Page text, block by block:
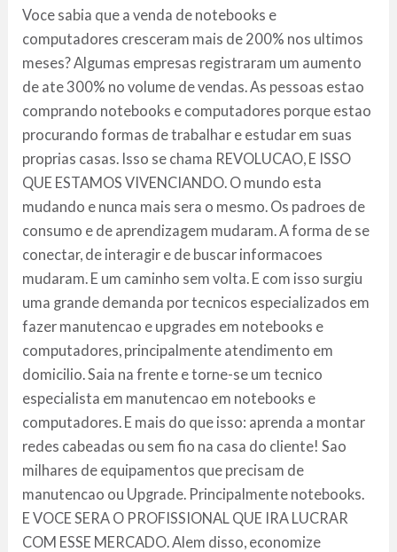
Voce sabia que a venda de notebooks e
computadores cresceram mais de 200% nos ultimos
meses? Algumas empresas registraram um aumento
de ate 300% no volume de vendas. As pessoas estao
comprando notebooks e computadores porque estao
procurando formas de trabalhar e estudar em suas
proprias casas. Isso se chama REVOLUCAO, E ISSO
QUE ESTAMOS VIVENCIANDO. O mundo esta
mudando e nunca mais sera o mesmo. Os padroes de
consumo e de aprendizagem mudaram. A forma de se
conectar, de interagir e de buscar informacoes
mudaram. E um caminho sem volta. E com isso surgiu
uma grande demanda por tecnicos especializados em
fazer manutencao e upgrades em notebooks e
computadores, principalmente atendimento em
domicilio. Saia na frente e torne-se um tecnico
especialista em manutencao em notebooks e
computadores. E mais do que isso: aprenda a montar
redes cabeadas ou sem fio na casa do cliente! Sao
milhares de equipamentos que precisam de
manutencao ou Upgrade. Principalmente notebooks.
E VOCE SERA O PROFISSIONAL QUE IRA LUCRAR
COM ESSE MERCADO. Alem disso, economize